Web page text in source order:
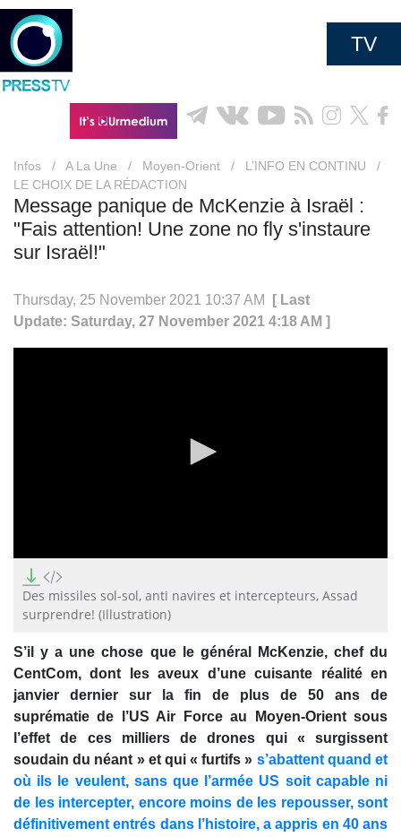
TV
Infos / A La Une / Moyen-Orient / L’INFO EN CONTINU
/
LE CHOIX DE LA RÉDACTION
Message panique de McKenzie à Israël :
"Fais attention! Une zone no fly s'instaure
sur Israël!"
Thursday, 25 November 2021 10:37 AM
[ Last
Update: Saturday, 27 November 2021 4:18 AM ]
seconds
of
minute,
seconds
Des missiles sol-sol, anti navires et intercepteurs, Assad
surprendre! (Illustration)
S’il y a une chose que le général McKenzie, chef du
CentCom, dont les aveux d’une cuisante réalité en
janvier dernier sur la fin de plus de 50 ans de
suprématie de l’US Air Force au Moyen-Orient sous
l’effet de ces milliers de drones qui « surgissent
soudain du néant » et qui « furtifs » s’abattent quand et
où ils le veulent, sans que l’armée US soit capable ni
de les intercepter, encore moins de les repousser, sont
définitivement entrés dans l’histoire, a appris en 40 ans